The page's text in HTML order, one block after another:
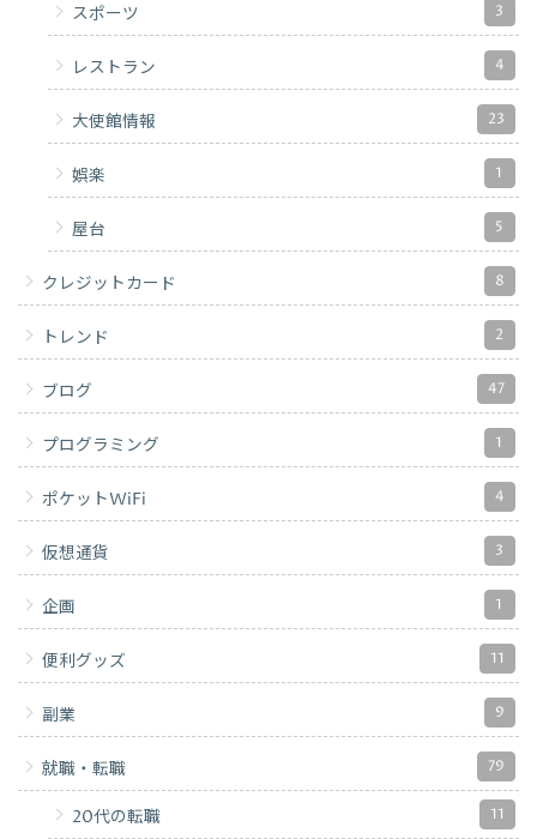
スポーツ 3
レストラン 4
大使館情報 23
娯楽 1
屋台 5
クレジットカード 8
トレンド 2
ブログ 47
プログラミング 1
ポケットWiFi 4
仮想通貨 3
企画 1
便利グッズ 11
副業 9
就職・転職 79
20代の転職 11